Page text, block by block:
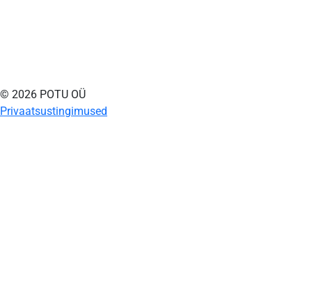
© 2026 POTU OÜ
Privaatsustingimused